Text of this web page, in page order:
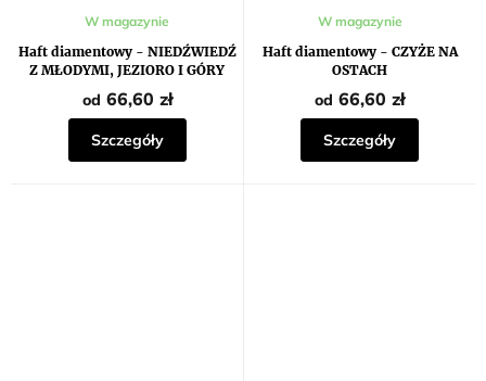
Haft diamentowy - NIEDŹWIEDŹ
Z MŁODYMI, JEZIORO I GÓRY
W magazynie
od 66,60 zł
Szczegóły
Haft diamentowy - CZYŻE NA
OSTACH
W magazynie
od 66,60 zł
Szczegóły